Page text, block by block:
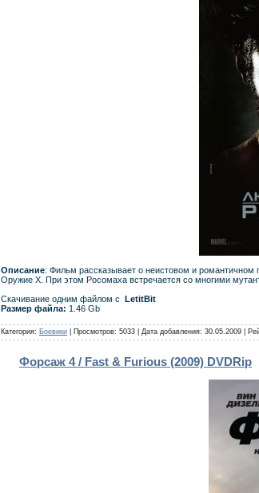
Описание: Фильм рассказывает о неистовом и
Оружие Х. При этом Росомаха встречается со многими
Скачивание одним файлом с LetitBit
Размер файла: 1.46 Gb
Категория: Боевики | Просмотров: 5033 | Дата добавления: 30.05.2009 |
Форсаж 4 / Fast & Furious (2009) DVDRip